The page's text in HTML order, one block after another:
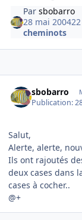
Parsbobarro
28 mai 2004
cheminots
sbobarro
Publication:
Salut,
Alerte, alerte,
Ils ont rajoutés
deux cases dans
cases à cocher..
@+